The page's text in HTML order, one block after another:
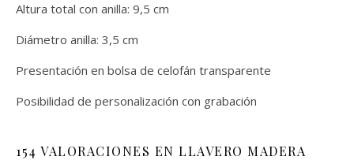
Altura total con anilla: 9,5 cm
Diámetro anilla: 3,5 cm
Presentación en bolsa de celofán transparente
Posibilidad de personalización con grabación
154 VALORACIONES EN LLAVERO MADERA